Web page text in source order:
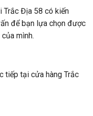
Trắc Địa 58 có kiến
để bạn lựa chọn được
mình.
tiếp tại cửa hàng Trắc